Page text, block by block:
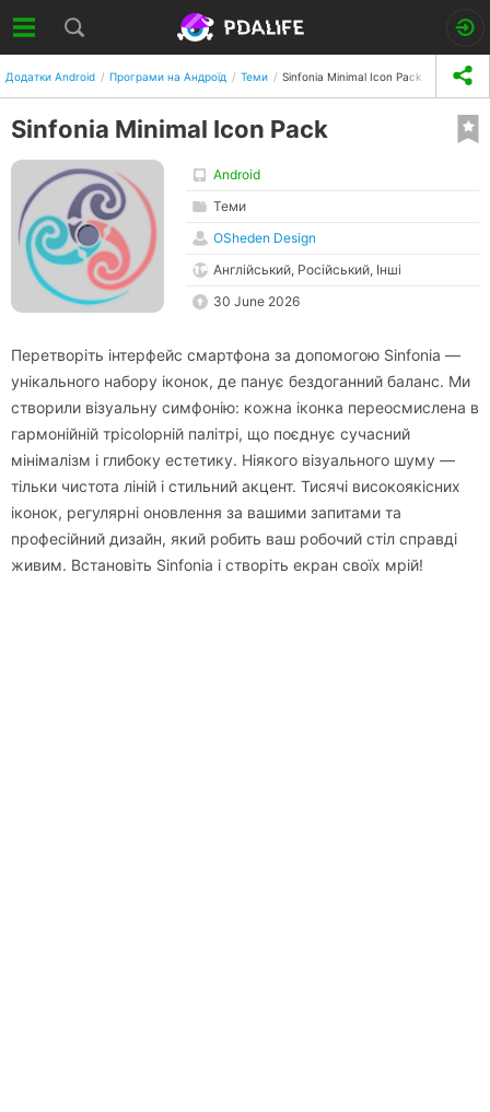
Додатки Android Програми на Андроїд Теми Sinfonia Minimal Icon Pack
Sinfonia Minimal Icon Pack
Android
Теми
OSheden Design
Англійський, Російський, Інші
30 June 2026
Перетворіть інтерфейс смартфона за допомогою Sinfonia —
унікального набору іконок, де панує бездоганний баланс. Ми
створили візуальну симфонію: кожна іконка переосмислена в
гармонійній трicolорній палітрі, що поєднує сучасний
мінімалізм і глибоку естетику. Ніякого візуального шуму —
тільки чистота ліній і стильний акцент. Тисячі високоякісних
іконок, регулярні оновлення за вашими запитами та
професійний дизайн, який робить ваш робочий стіл справді
живим. Встановіть Sinfonia і створіть екран своїх мрій!